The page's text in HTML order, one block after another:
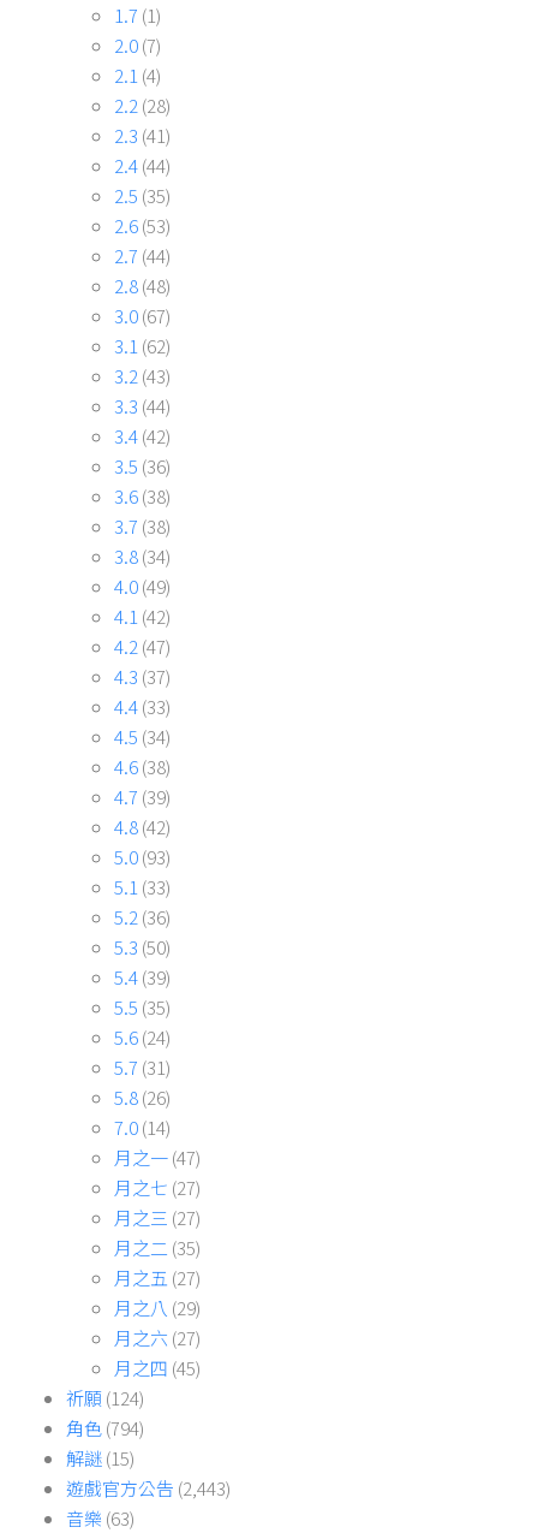
1.7 (1)
2.0(7)
2.1 (4)
2.2 (28)
2.3 (41)
2.4(44)
2.5 (35)
2.6(53)
2.7 (44)
2.8(48)
3.0(67)
3.1 (62)
3.2 (43)
3.3 (44)
3.4(42)
3.5 (36)
3.6(38)
3.7 (38)
3.8(34)
4.0(49)
4.1 (42)
4.2 (47)
4.3 (37)
4.4(33)
4.5 (34)
4.6(38)
4.7 (39)
4.8(42)
5.0(93)
5.1 (33)
5.2 (36)
5.3 (50)
5.4(39)
5.5 (35)
5.6(24)
5.7 (31)
5.8(26)
7.0(14)
月之一(47)
月之七 (27)
月之三 (27)
月之二 (35)
月之五 (27)
月之八 (29)
月之六 (27)
月之四 (45)
祈願(124)
角色(794)
解謎(15)
遊戲官方公告 (2,443)
音樂 (63)